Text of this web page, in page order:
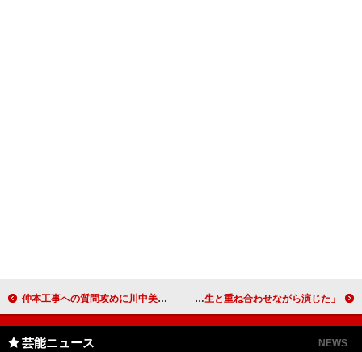
仲本工事への質問攻めに川中美幸が代弁 「すごくいい感じでラブラブ。ほほ笑ましい」 上原多香子が映画初主演！ 「自分の人生と重ね合わせながら演じた」
芸能ニュース NEWS